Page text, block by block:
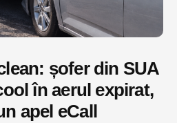
șofer din SUA
în aerul expirat,
apel eCall